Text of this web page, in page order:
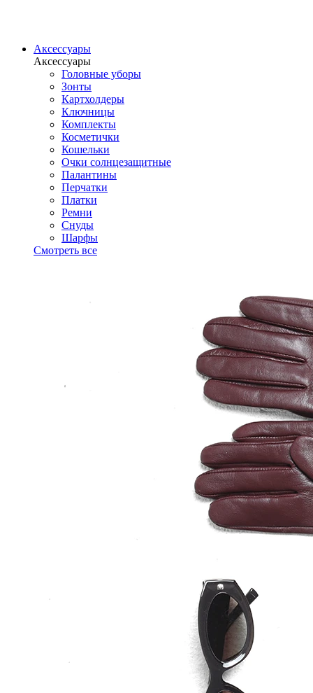
Аксессуары
Аксессуары
Головные уборы
Зонты
Картхолдеры
Ключницы
Комплекты
Косметички
Кошельки
Очки солнцезащитные
Палантины
Перчатки
Платки
Ремни
Снуды
Шарфы
Смотреть все